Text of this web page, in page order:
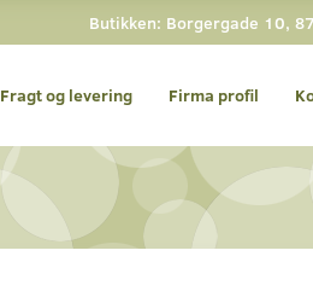
Butikken: Borgergade 10,
Fragt og levering Firma profil